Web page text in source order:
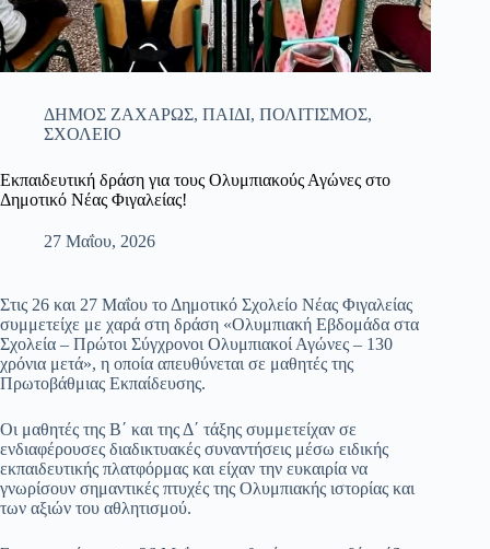
ΔΗΜΟΣ ΖΑΧΑΡΩΣ, ΠΑΙΔΙ, ΠΟΛΙΤΙΣΜΟΣ,
ΣΧΟΛΕΙΟ
Εκπαιδευτική δράση για τους Ολυμπιακούς Αγώνες στο
Δημοτικό Νέας Φιγαλείας!
27 Μαΐου, 2026
Στις 26 και 27 Μαΐου το Δημοτικό Σχολείο Νέας Φιγαλείας
συμμετείχε με χαρά στη δράση «Ολυμπιακή Εβδομάδα στα
Σχολεία – Πρώτοι Σύγχρονοι Ολυμπιακοί Αγώνες – 130
χρόνια μετά», η οποία απευθύνεται σε μαθητές της
Πρωτοβάθμιας Εκπαίδευσης.
Οι μαθητές της Β΄ και της Δ΄ τάξης συμμετείχαν σε
ενδιαφέρουσες διαδικτυακές συναντήσεις μέσω ειδικής
εκπαιδευτικής πλατφόρμας και είχαν την ευκαιρία να
γνωρίσουν σημαντικές πτυχές της Ολυμπιακής ιστορίας και
των αξιών του αθλητισμού.